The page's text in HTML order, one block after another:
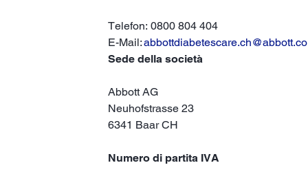
Telefon: 0800 804 404
E-Mail:
Sede della società
Abbott AG
Neuhofstrasse 23
6341 Baar CH
Numero di partita IVA